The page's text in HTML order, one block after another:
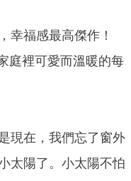
幸福感最高傑作！
庭裡可愛而溫暖的每
現在，我們忘了窗外
太陽了。小太陽不怕